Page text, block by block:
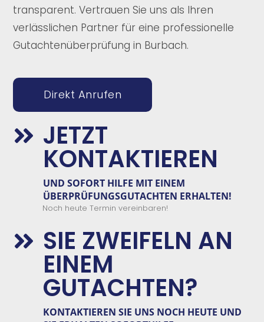
transparent. Vertrauen Sie uns als Ihren
verlässlichen Partner für eine professionelle
Gutachtenüberprüfung in Burbach.
Direkt Anrufen
 JETZT
KONTAKTIEREN
UND SOFORT HILFE MIT EINEM
ÜBERPRÜFUNGSGUTACHTEN ERHALTEN!
Noch heute Termin vereinbaren!
 SIE ZWEIFELN AN
EINEM
GUTACHTEN?
KONTAKTIEREN SIE UNSNOCH HEUTE UND